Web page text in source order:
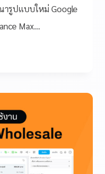
รูปแบบใหม่ Google
Max…